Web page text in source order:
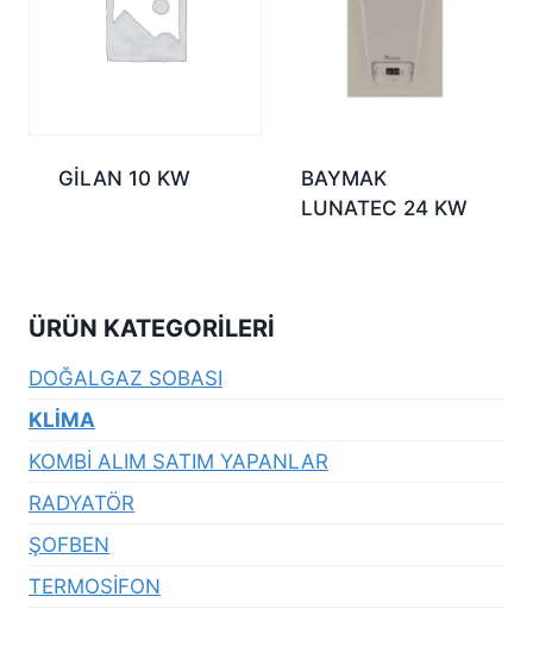
GİLAN 10 KW
BAYMAK
LUNATEC 24 KW
ÜRÜN KATEGORILERI
DOĞALGAZ SOBASI
KLİMA
KOMBİ ALIM SATIM YAPANLAR
RADYATÖR
ŞOFBEN
TERMOSİFON